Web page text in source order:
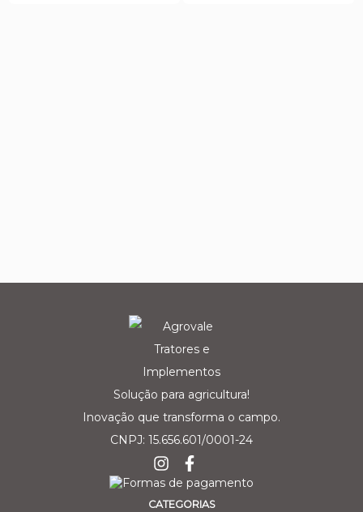
Solução para agricultura!
Inovação que transforma o campo.
CNPJ: 15.656.601/0001-24
CATEGORIAS